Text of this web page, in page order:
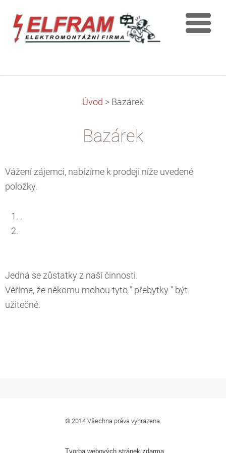
Úvod > Bazárek
Bazárek
Vážení zájemci, nabízíme k prodeji níže uvedené
položky.
.
Jedná se zůstatky z naší činnosti.
Věříme, že někomu mohou tyto " přebytky " být
užitečné.
© 2014 Všechna práva vyhrazena.
Tvorba webových stránek zdarma